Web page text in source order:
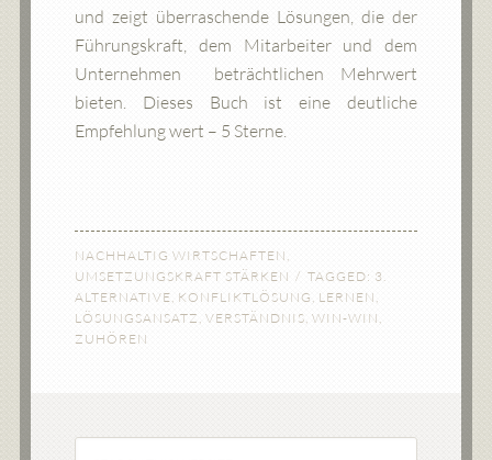
und zeigt überraschende Lösungen, die der
Führungskraft, dem Mitarbeiter und dem
Unternehmen beträchtlichen Mehrwert
bieten. Dieses Buch ist eine deutliche
Empfehlung wert – 5 Sterne.
NACHHALTIG WIRTSCHAFTEN ,
UMSETZUNGSKRAFT STÄRKEN
TAGGED: 3.
ALTERNATIVE, KONFLIKTLÖSUNG , LERNEN ,
LÖSUNGSANSATZ , VERSTÄNDNIS, WIN-WIN ,
ZUHÖREN